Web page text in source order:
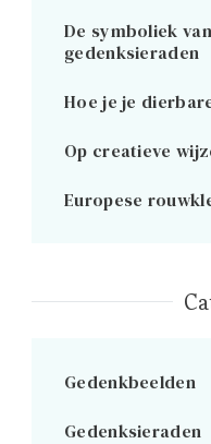
De symboliek
gedenksieraden
Hoe je je
Op creatieve
Europese
Gedenkbeelden
Gedenksieraden